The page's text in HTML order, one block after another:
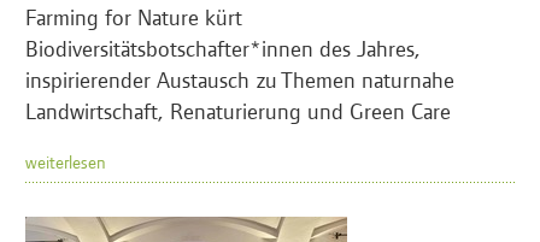
Farming for Nature kürt
Biodiversitätsbotschafter*innen des Jahres,
inspirierender Austausch zu Themen naturnahe
Landwirtschaft, Renaturierung und Green Care
weiterlesen